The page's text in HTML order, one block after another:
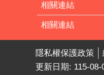
相關連結
相關連結
隱私權保護政策
更新日期: 115-08-